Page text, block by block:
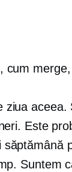
cum
ziua
Este
săptămână
Suntem